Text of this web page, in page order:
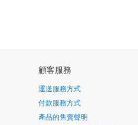
顧客服務
運送服務方式
付款服務方式
產品的售賣聲明